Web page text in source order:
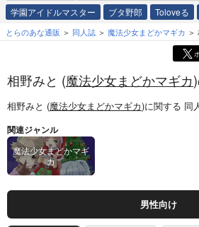
学園アイドルマスター ブタ野郎 Toloveる
とらのあな通販 同人誌 魔法少女まどかマギカ
相野みと (魔法少女まどかマギカ
相野みと (魔法少女まどかマギカ)に関する 同
関連ジャンル
魔法少女まどかマギ
カ
男性向け